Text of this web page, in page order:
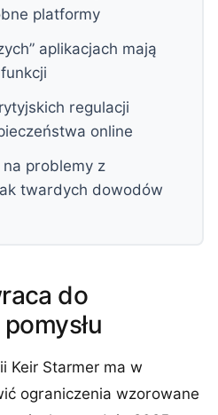
platformy
aplikacjach mają
regulacji
online
problemy z
twardych dowodów
do
Keir Starmer ma w
ograniczenia wzorowane